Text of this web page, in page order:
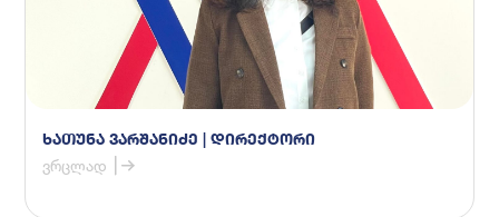
ხათუნა ვარშანიძე | დირექტორი
ვრცლად